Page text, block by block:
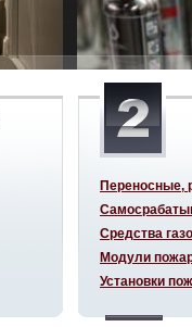
Переносные,
Средства
Модули
Установки